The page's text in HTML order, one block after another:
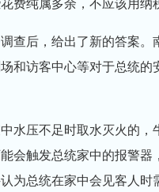
费纯属多余，不应该用纳
后，给出了新的答案。
和访客中心等对于总统
压不足时取水灭火的，
会触发总统家中的报警
为总统在家中会见客人